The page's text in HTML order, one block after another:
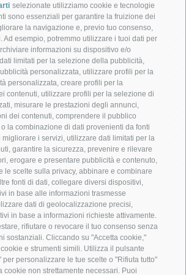
selezionate utilizziamo cookie e tecnologie
sono essenziali per garantire la fruizione dei
la navigazione e, previo tuo consenso,
Ad esempio, potremmo utilizzare i tuoi dati per
informazioni su dispositivo e/o
limitati per la selezione della pubblicità,
personalizzata, utilizzare profili per la
personalizzata, creare profili per la
contenuti, utilizzare profili per la selezione di
misurare le prestazioni degli annunci,
dei contenuti, comprendere il pubblico
la combinazione di dati provenienti da fonti
i servizi, utilizzare dati limitati per la
garantire la sicurezza, prevenire e rilevare
erogare e presentare pubblicità e contenuto,
le scelte sulla privacy, abbinare e combinare
fonti di dati, collegare diversi dispositivi,
in base alle informazioni trasmesse
dati di geolocalizzazione precisi,
in base a informazioni richieste attivamente.
rifiutare o revocare il tuo consenso senza
sostanziali. Cliccando su "Accetta cookie,"
e strumenti simili. Utilizza il pulsante
per personalizzare le tue scelte o "Rifiuta tutto"
cookie non strettamente necessari. Puoi
TRASPARENTE| DICHIARAZIONE DI ACCESSIBILITÀ
IA|MAPPA DEL SITO COOKIE POLICY PRIVACY